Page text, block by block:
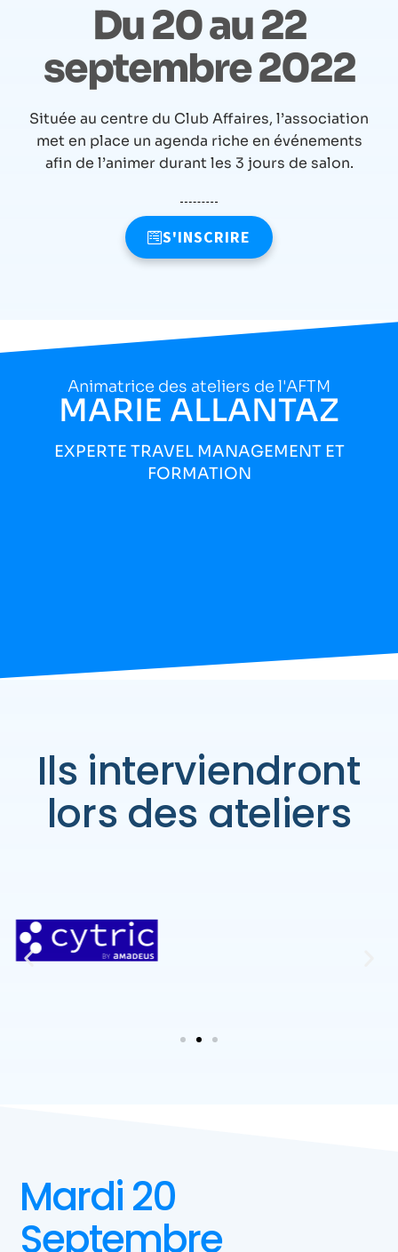
Du 20 au 22
septembre 2022
Située au centre du Club Affaires, l’association
met en place un agenda riche en événements
afin de l’animer durant les 3 jours de salon.
S'INSCRIRE
Animatrice des ateliers de l'AFTM
MARIE ALLANTAZ
EXPERTE TRAVEL MANAGEMENT ET
FORMATION
Ils interviendront
lors des ateliers
Mardi 20
Septembre